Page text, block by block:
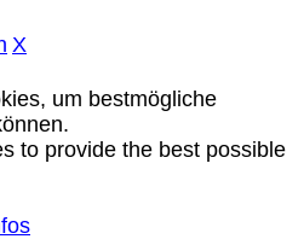
X
um bestmögliche
to provide the best possible